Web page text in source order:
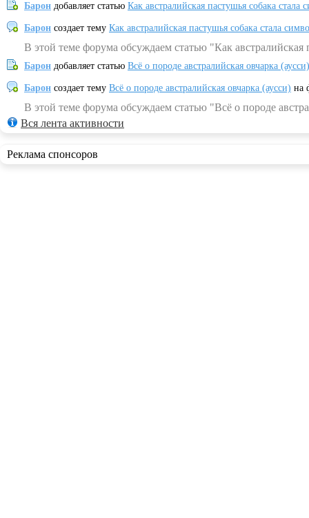
Барон добавляет статью Как австралийская пастушья собака
Барон создает тему Как австралийская пастушья собака стала
В этой теме форума обсуждаем статью "Как
Барон добавляет статью Всё о породе австралийская овчарка (аусси)
Барон создает тему Всё о породе австралийская овчарка (аусси) на
В этой теме форума обсуждаем статью "Всё о породе
Вся лента активности
Реклама спонсоров